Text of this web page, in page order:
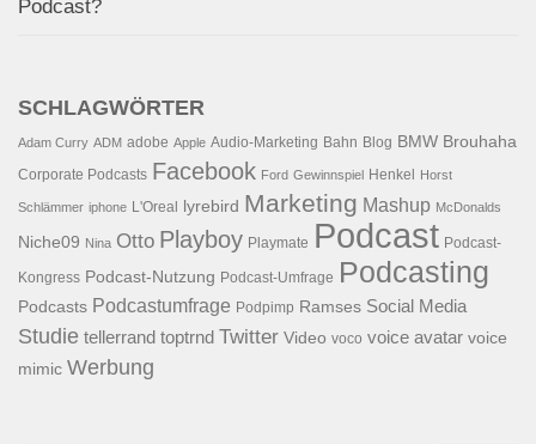
Podcast?
SCHLAGWÖRTER
Adam Curry ADM adobe Apple Audio-Marketing Bahn Blog BMW Brouhaha
Corporate Podcasts Facebook Ford Gewinnspiel Henkel Horst
Schlämmer iphone L'Oreal lyrebird Marketing Mashup McDonalds
Niche09 Nina Otto Playboy Playmate Podcast Podcast-
Kongress Podcast-Nutzung Podcast-Umfrage Podcasting
Podcasts Podcastumfrage Podpimp Ramses Social Media
Studie tellerrand toptrnd Twitter Video voco voice avatar voice
mimic Werbung